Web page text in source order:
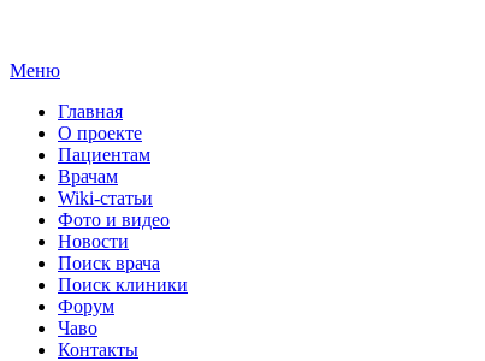
Меню
Главная
О проекте
Пациентам
Врачам
Wiki-статьи
Фото и видео
Новости
Поиск врача
Поиск клиники
Форум
Чаво
Контакты